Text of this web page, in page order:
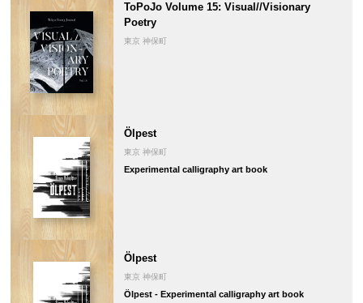
ToPoJo Volume 15: Visual//Visionary
Poetry
東京 神保町
Ölpest
東京 神保町
Experimental calligraphy art book
Ölpest
東京 神保町
Ölpest - Experimental calligraphy art book